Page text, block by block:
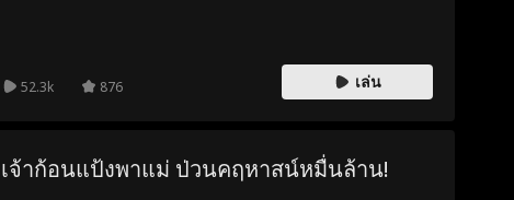
52.3k 876 เล่น
เจ้าก้อนแป้งพาแม่ ป่วนคฤหาสน์หมื่นล้าน!